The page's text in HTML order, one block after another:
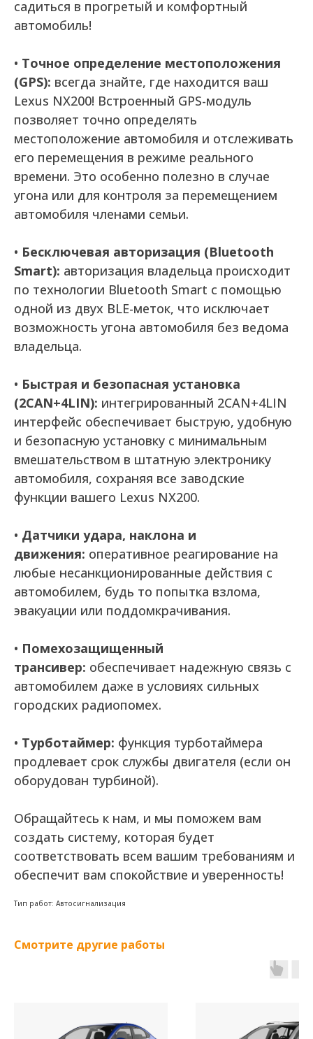
садиться в прогретый и комфортный
автомобиль!
• Точное определение местоположения
(GPS): всегда знайте, где находится ваш
Lexus NX200! Встроенный GPS-модуль
позволяет точно определять
местоположение автомобиля и отслеживать
его перемещения в режиме реального
времени. Это особенно полезно в случае
угона или для контроля за перемещением
автомобиля членами семьи.
• Бесключевая авторизация (Bluetooth
Smart): авторизация владельца происходит
по технологии Bluetooth Smart с помощью
одной из двух BLE-меток, что исключает
возможность угона автомобиля без ведома
владельца.
• Быстрая и безопасная установка
(2CAN+4LIN): интегрированный 2CAN+4LIN
интерфейс обеспечивает быструю, удобную
и безопасную установку с минимальным
вмешательством в штатную электронику
автомобиля, сохраняя все заводские
функции вашего Lexus NX200.
• Датчики удара, наклона и
движения: оперативное реагирование на
любые несанкционированные действия с
автомобилем, будь то попытка взлома,
эвакуации или поддомкрачивания.
• Помехозащищенный
трансивер: обеспечивает надежную связь с
автомобилем даже в условиях сильных
городских радиопомех.
• Турботаймер: функция турботаймера
продлевает срок службы двигателя (если он
оборудован турбиной).
Обращайтесь к нам, и мы поможем вам
создать систему, которая будет
соответствовать всем вашим требованиям и
обеспечит вам спокойствие и уверенность!
Тип работ: Автосигнализация
Смотрите другие работы